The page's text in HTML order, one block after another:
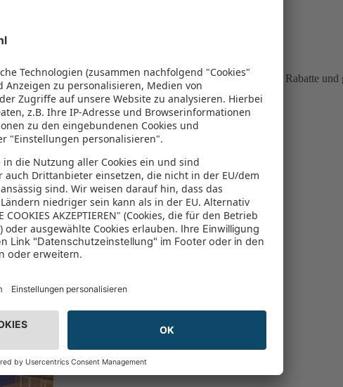
werden – das spart Zeit und Geld. Nutzen Sie attraktive Rabatte und